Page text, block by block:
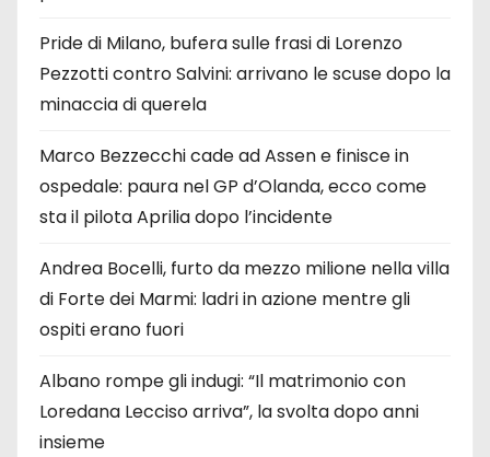
Pride di Milano, bufera sulle frasi di Lorenzo
Pezzotti contro Salvini: arrivano le scuse dopo la
minaccia di querela
Marco Bezzecchi cade ad Assen e finisce in
ospedale: paura nel GP d’Olanda, ecco come
sta il pilota Aprilia dopo l’incidente
Andrea Bocelli, furto da mezzo milione nella villa
di Forte dei Marmi: ladri in azione mentre gli
ospiti erano fuori
Albano rompe gli indugi: “Il matrimonio con
Loredana Lecciso arriva”, la svolta dopo anni
insieme